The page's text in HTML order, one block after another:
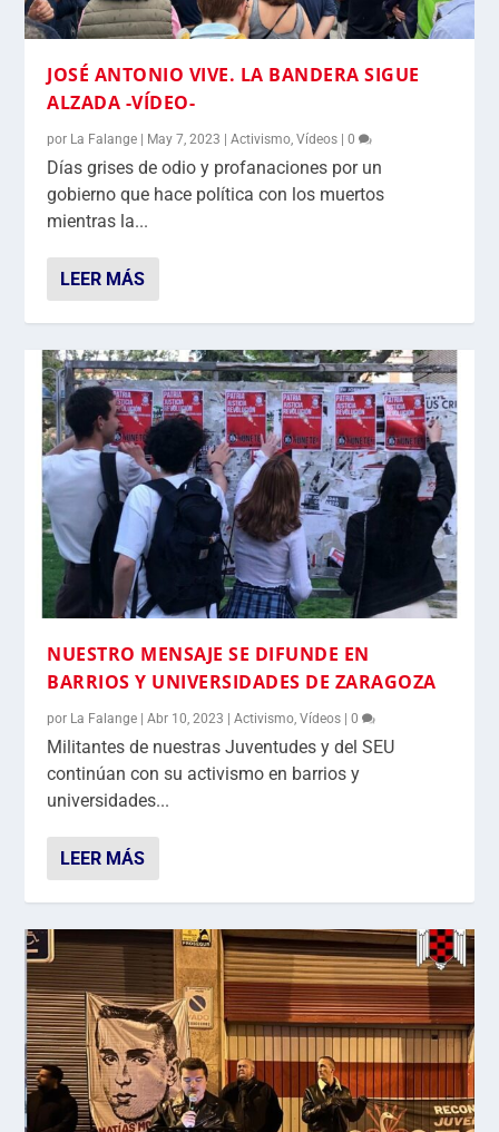
JOSÉ ANTONIO VIVE. LA BANDERA SIGUE
ALZADA -VÍDEO-
por La Falange | May 7, 2023 |Activismo ,Vídeos |0
Días grises de odio y profanaciones por un
gobierno que hace política con los muertos
mientras la...
LEER MÁS
NUESTRO MENSAJE SE DIFUNDE EN
BARRIOS Y UNIVERSIDADES DE ZARAGOZA
por La Falange |Abr 10, 2023 |Activismo,Vídeos |0
Militantes de nuestras Juventudes y del SEU
continúan con su activismo en barrios y
universidades...
LEER MÁS